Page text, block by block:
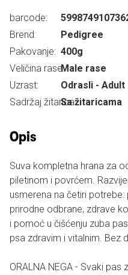
barcode:
Brend:
Pedigree
Pakovanje: 400g
Veličina rase:Male rase
Uzrast:
Odrasli - Adult
Sadržaj žitarica:Sa žitaricama
Opis
Suva kompletna hrana za
piletinom i povrćem.
usmerena na četiri
prirodne odbrane, zdrave
i pomoć u čišćenju zuba
psa zdravim i vitalnim. Bez
ORALNA NEGA - Svaki